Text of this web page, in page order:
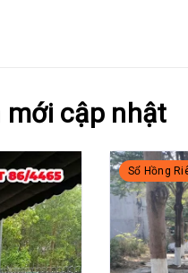
mới cập nhật
Sổ Hồng